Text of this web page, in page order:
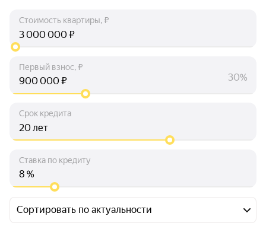
Стоимость квартиры, ₽
₽
Первый взнос, ₽
₽ 30%
Срок кредита
лет
Ставка по кредиту
%
Сортировать по актуальности